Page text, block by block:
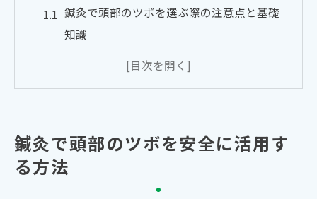
鍼灸で頭部のツボを選ぶ際の注意点と基礎
知識
鍼灸による頭部ツボの安全な押し方のコツ
鍼灸で頭部ツボを押す前に知るべき禁忌事
項
頭痛緩和へ導く鍼灸のツボ押し実践術
鍼灸で頭部のツボを安全に活用す
る方法